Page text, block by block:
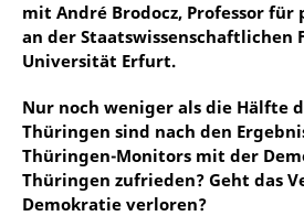
mit André Brodocz, Professor für
an der Staatswissenschaftlichen
Universität Erfurt.
Nur noch weniger als die Hälfte
Thüringen sind nach den
Thüringen-Monitors mit der
Thüringen zufrieden? Geht das
Demokratie verloren?